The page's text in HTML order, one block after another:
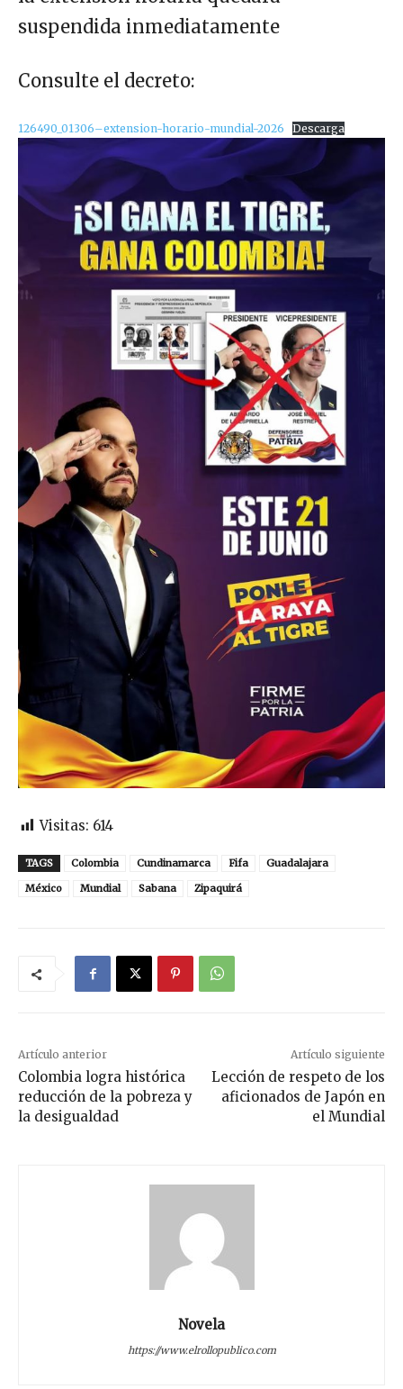
suspendida inmediatamente
Consulte el decreto:
126490_01306–extension-horario-mundial-2026 Descarga
Visitas: 614
TAGS Colombia Cundinamarca Fifa
Guadalajara
México
Mundial Sabana Zipaquirá
Artículo anterior
Colombia logra histórica
reducción de la pobreza y
la desigualdad
Artículo siguiente
Lección de respeto de los
aficionados de Japón en
el Mundial
Novela
https://www.elrollopublico.com